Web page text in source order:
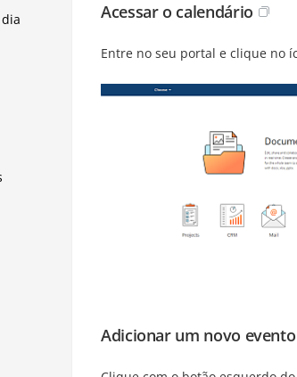
Acessar o calendário
Entre no seu portal e clique no
Adicionar um novo evento